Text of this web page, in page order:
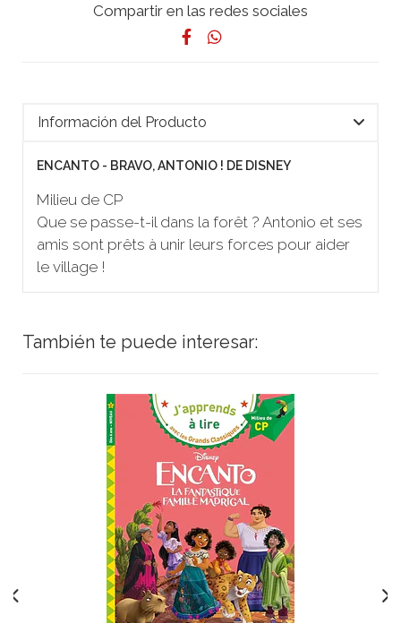
Compartir en las redes sociales
Información del Producto
ENCANTO - BRAVO, ANTONIO ! DE DISNEY
Milieu de CP
Que se passe-t-il dans la forêt ? Antonio et ses
amis sont prêts à unir leurs forces pour aider
le village !
También te puede interesar: